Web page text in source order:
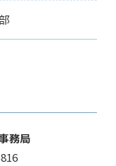
務局